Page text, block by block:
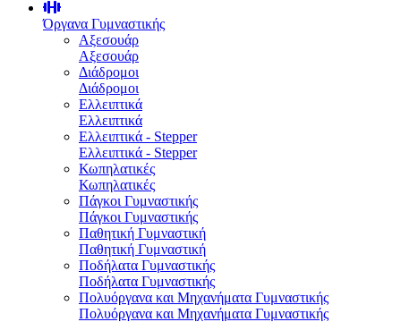
Όργανα Γυμναστικής
Αξεσουάρ
Αξεσουάρ
Διάδρομοι
Διάδρομοι
Ελλειπτικά
Ελλειπτικά
Ελλειπτικά - Stepper
Ελλειπτικά - Stepper
Κωπηλατικές
Κωπηλατικές
Πάγκοι Γυμναστικής
Πάγκοι Γυμναστικής
Παθητική Γυμναστική
Παθητική Γυμναστική
Ποδήλατα Γυμναστικής
Ποδήλατα Γυμναστικής
Πολυόργανα και Μηχανήματα Γυμναστικής
Πολυόργανα και Μηχανήματα Γυμναστικής